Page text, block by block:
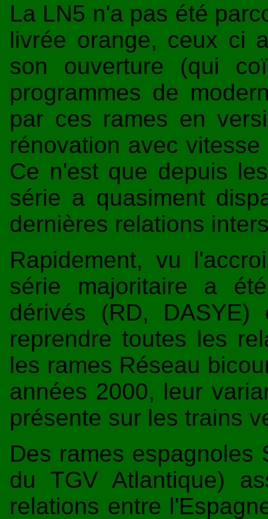
La LN5 n'a pas été
livrée orange, ceux ci
son ouverture (qui
programmes de
par ces rames en
rénovation avec
Ce n'est que depuis
série a quasiment
dernières relations
Rapidement, vu
série majoritaire a
dérivés (RD,
reprendre toutes les
les rames Réseau
années 2000, leur
présente sur les trains
Des rames espagnoles
du TGV Atlantique)
relations entre